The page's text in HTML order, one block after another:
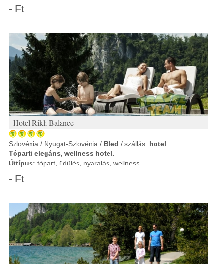
- Ft
Hotel Rikli Balance
Szlovénia / Nyugat-Szlovénia / Bled / szállás: hotel
Tóparti elegáns, wellness hotel.
Úttípus: tópart, üdülés, nyaralás, wellness
- Ft